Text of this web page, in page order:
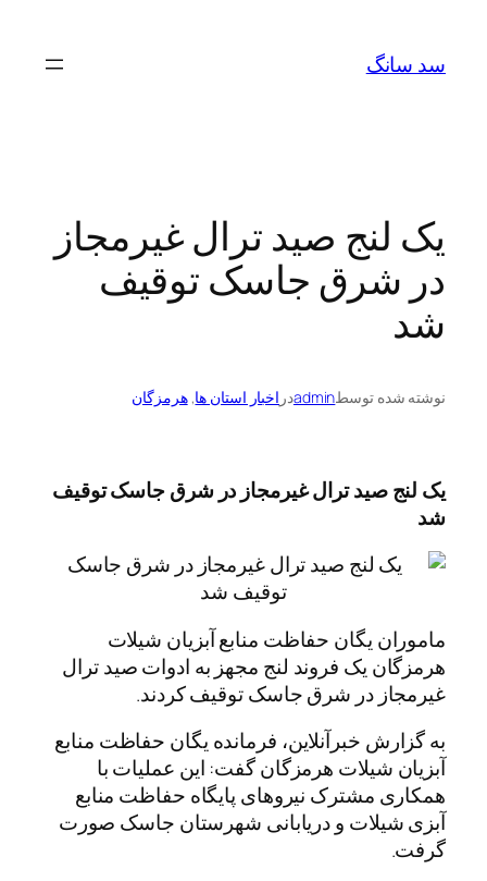
محتواسد سانگ
یک لنج صید ترال غیرمجاز
در شرق جاسک توقیف
شد
نوشته شده توسطadminدر اخبار استان ها, هرمزگان
یک لنج صید ترال غیرمجاز در شرق جاسک توقیف
شد
ماموران یگان حفاظت منابع آبزیان شیلات
هرمزگان یک فروند لنج مجهز به ادوات صید ترال
غیرمجاز در شرق جاسک توقیف کردند.
به گزارش خبرآنلاین، فرمانده یگان حفاظت منابع
آبزیان شیلات هرمزگان گفت: این عملیات با
همکاری مشترک نیروهای پایگاه حفاظت منابع
آبزی شیلات و دریابانی شهرستان جاسک صورت
گرفت.